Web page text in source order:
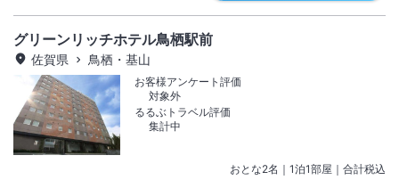
グリーンリッチホテル鳥栖駅前
佐賀県 鳥栖・基山
お客様アンケート評価
対象外
るるぶトラベル評価
集計中
おとな2名 ｜ 1泊1部屋｜合計税込